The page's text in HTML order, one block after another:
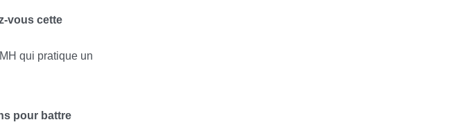
vous cette
qui pratique un
pour battre